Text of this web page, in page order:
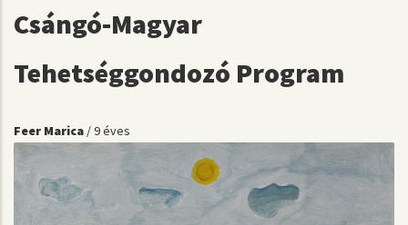
Csángó-Magyar
Tehetséggondozó Program
Feer Marica / 9 éves